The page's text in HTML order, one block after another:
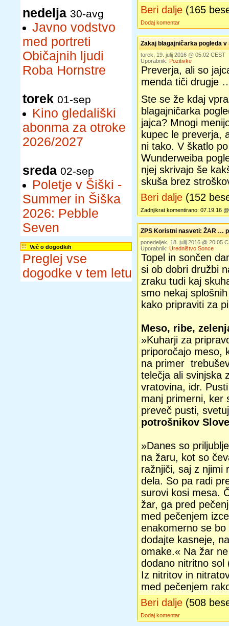
nedelja 30-avg
Javno vodstvo
med portreti
Običajnih ljudi
Roba Hornstre
torek 01-sep
Kino gledališki
abonma za otroke
2026/2027
sreda 02-sep
Poletje v Šiški -
Summer in Šiška
2026: Pebble
Seven
Več o dogodkih
Preglej vse
dogodke v tem letu
Beri dalje (165
Dodaj komentar
Zakaj blagajničarka pogleda
torek, 19. julij 2016 @ 05:02 CEST
Uporabnik: Pozitivke
Preverja, ali so
menda tiči drugje
Ste se že kdaj
blagajničarka
jajca? Mnogi
kupec le preverja,
ni tako. V škatlo
Wunderweiba
njej skrivajo še
skuša brez
Beri dalje (152
Zadnjikrat komentirano: 07.19.16
ZPS Koristni nasveti: ŽAR …
ponedeljek, 18. julij 2016 @ 20:05
Uporabnik: Uredništvo Sonce
Topel in sončen
si ob dobri družbi
zraku tudi kaj
smo nekaj
kako pripraviti za
Meso, ribe,
»Kuharji za
priporočajo meso,
na primer
telečja ali svinjska
vratovina, idr.
manj primerni, ker
preveč pusti,
potrošnikov
»Danes so
na žaru, kot so
ražnjiči, saj z njimi
dela. So pa radi
surovi kosi mesa.
žar, ga pred
med pečenjem
enakomerno se
dodajte kasneje,
omake.« Na žar
dodano nitritno
Iz nitritov in
med pečenjem
Beri dalje (508
Dodaj komentar